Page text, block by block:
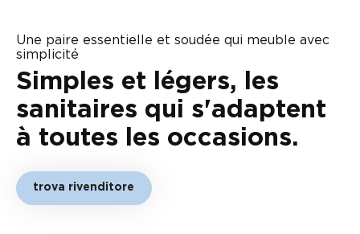
Une paire essentielle et soudée qui meuble avec
simplicité
Simples et légers, les
sanitaires qui s'adaptent
à toutes les occasions.
trova rivenditore